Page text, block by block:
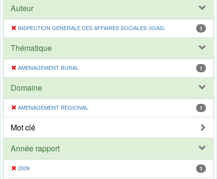
Auteur
INSPECTION GENERALE DES AFFAIRES SOCIALES (IGAS) 1
Thématique
AMENAGEMENT RURAL 1
Domaine
AMENAGEMENT REGIONAL 1
Mot clé
Année rapport
2009 1